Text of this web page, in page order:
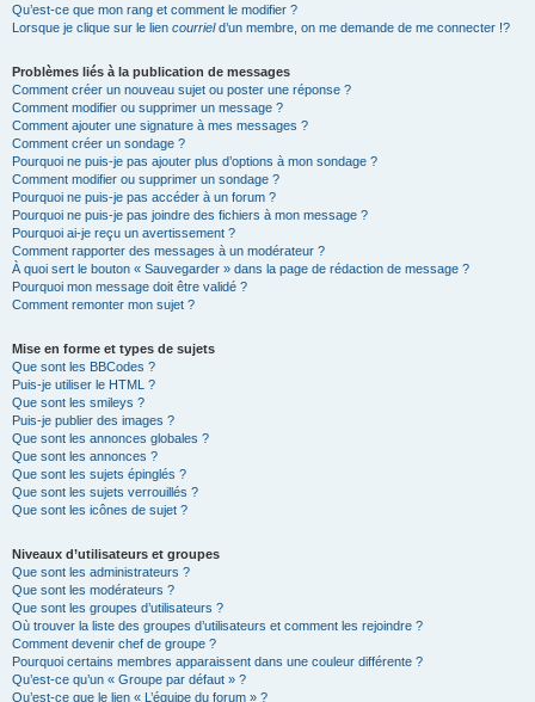
Qu’est-ce que mon rang et comment le modifier ?
Lorsque je clique sur le lien courrield’un membre, on me demande de me connecter !?
Problèmes liés à la publication de messages
Comment créer un nouveau sujet ou poster une réponse ?
Comment modifier ou supprimer un message ?
Comment ajouter une signature à mes messages ?
Comment créer un sondage ?
Pourquoi ne puis-je pas ajouter plus d’options à mon sondage ?
Comment modifier ou supprimer un sondage ?
Pourquoi ne puis-je pas accéder à un forum ?
Pourquoi ne puis-je pas joindre des fichiers à mon message ?
Pourquoi ai-je reçu un avertissement ?
Comment rapporter des messages à un modérateur ?
À quoi sert le bouton « Sauvegarder » dans la page de rédaction de message ?
Pourquoi mon message doit être validé ?
Comment remonter mon sujet ?
Mise en forme et types de sujets
Que sont les BBCodes ?
Puis-je utiliser le HTML ?
Que sont les smileys ?
Puis-je publier des images ?
Que sont les annonces globales ?
Que sont les annonces ?
Que sont les sujets épinglés ?
Que sont les sujets verrouillés ?
Que sont les icônes de sujet ?
Niveaux d’utilisateurs et groupes
Que sont les administrateurs ?
Que sont les modérateurs ?
Que sont les groupes d’utilisateurs ?
Où trouver la liste des groupes d’utilisateurs et comment les rejoindre ?
Comment devenir chef de groupe ?
Pourquoi certains membres apparaissent dans une couleur différente ?
Qu’est-ce qu’un « Groupe par défaut » ?
Qu’est-ce que le lien « L’équipe du forum » ?